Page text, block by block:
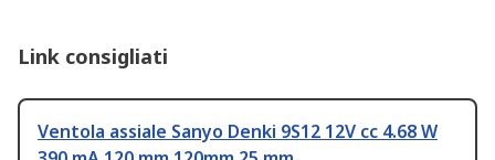
Link consigliati
Ventola assiale Sanyo Denki 9S12 12V cc 4.68 W